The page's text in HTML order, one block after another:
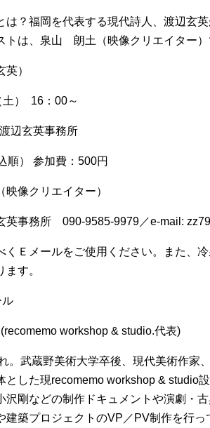
は？福岡を代表する現代詩人、渡辺玄
トは、泉山 朗土（映像クリエイター
英）
土） 16：00～
辺玄英事務所
順） 参加費：500円
像クリエイター）
英事務所 090-9585-9979／e-mail:
Ｅメールをご使用ください。また、
す。
ル
workshop & studio.代表)
。武蔵野美術大学卒後、現代美術作家
とした現recomemo workshop & studio
沢剛などの制作ドキュメントや演劇・
建築プロジェクトのVP／PV制作を行